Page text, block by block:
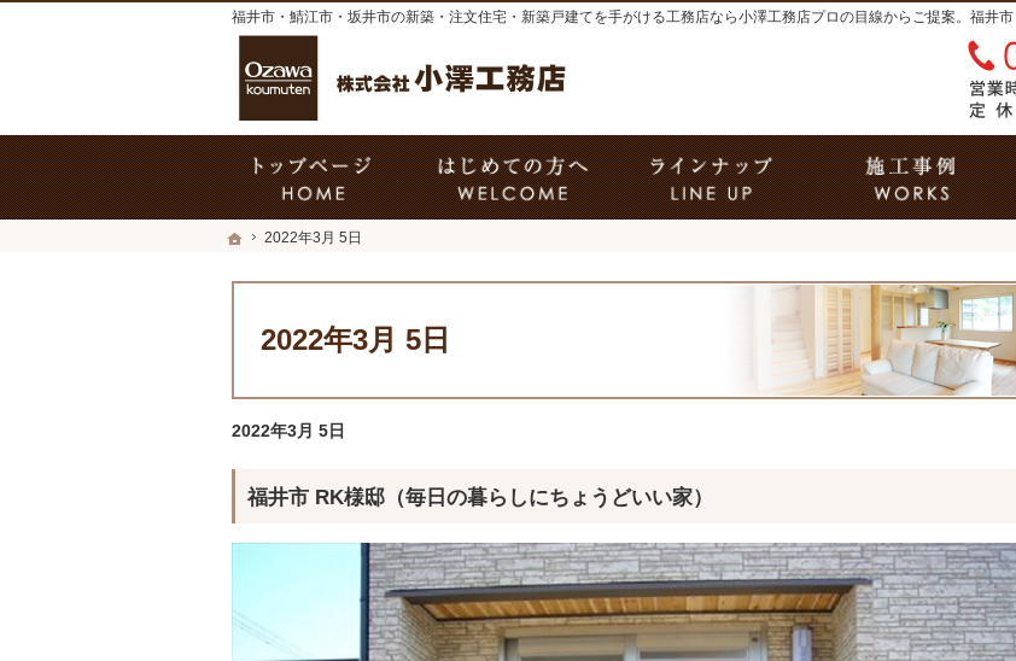
ホーム
2022年3月 5日
2022年3月 5日
福井市・鯖江市・坂井市の新築・注文住宅・新築戸建てを手がける工務店なら小澤工務店
2022年3月 5日
福井市 RK様邸（毎日の暮らしにちょうどいい家）
ホーム はじめての方へ 商品ラインナップ